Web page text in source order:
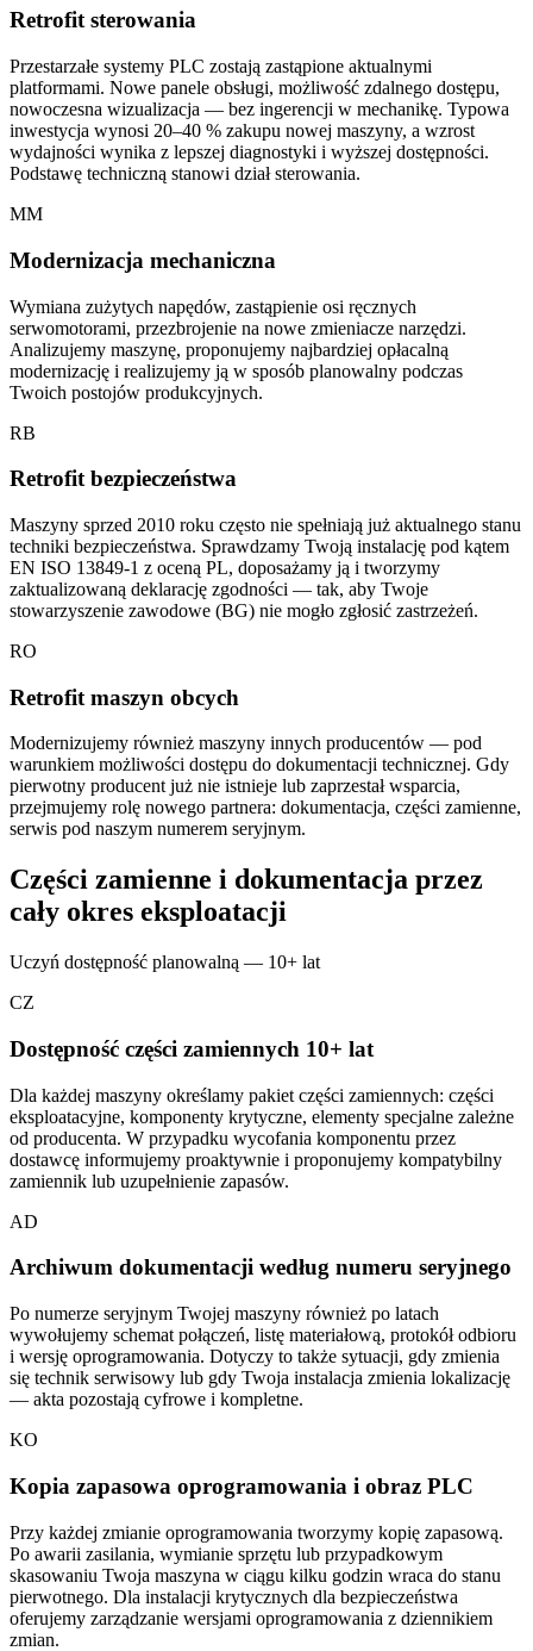
Retrofit sterowania
Przestarzałe systemy PLC zostają zastąpione aktualnymi
platformami. Nowe panele obsługi, możliwość zdalnego dostępu,
nowoczesna wizualizacja — bez ingerencji w mechanikę. Typowa
inwestycja wynosi 20–40 % zakupu nowej maszyny, a wzrost
wydajności wynika z lepszej diagnostyki i wyższej dostępności.
Podstawę techniczną stanowi dział sterowania.
MM
Modernizacja mechaniczna
Wymiana zużytych napędów, zastąpienie osi ręcznych
serwomotorami, przezbrojenie na nowe zmieniacze narzędzi.
Analizujemy maszynę, proponujemy najbardziej opłacalną
modernizację i realizujemy ją w sposób planowalny podczas
Twoich postojów produkcyjnych.
RB
Retrofit bezpieczeństwa
Maszyny sprzed 2010 roku często nie spełniają już aktualnego stanu
techniki bezpieczeństwa. Sprawdzamy Twoją instalację pod kątem
EN ISO 13849-1 z oceną PL, doposażamy ją i tworzymy
zaktualizowaną deklarację zgodności — tak, aby Twoje
stowarzyszenie zawodowe (BG) nie mogło zgłosić zastrzeżeń.
RO
Retrofit maszyn obcych
Modernizujemy również maszyny innych producentów — pod
warunkiem możliwości dostępu do dokumentacji technicznej. Gdy
pierwotny producent już nie istnieje lub zaprzestał wsparcia,
przejmujemy rolę nowego partnera: dokumentacja, części zamienne,
serwis pod naszym numerem seryjnym.
Części zamienne i dokumentacja przez
cały okres eksploatacji
Uczyń dostępność planowalną — 10+ lat
CZ
Dostępność części zamiennych 10+ lat
Dla każdej maszyny określamy pakiet części zamiennych: części
eksploatacyjne, komponenty krytyczne, elementy specjalne zależne
od producenta. W przypadku wycofania komponentu przez
dostawcę informujemy proaktywnie i proponujemy kompatybilny
zamiennik lub uzupełnienie zapasów.
AD
Archiwum dokumentacji według numeru seryjnego
Po numerze seryjnym Twojej maszyny również po latach
wywołujemy schemat połączeń, listę materiałową, protokół odbioru
i wersję oprogramowania. Dotyczy to także sytuacji, gdy zmienia
się technik serwisowy lub gdy Twoja instalacja zmienia lokalizację
— akta pozostają cyfrowe i kompletne.
KO
Kopia zapasowa oprogramowania i obraz PLC
Przy każdej zmianie oprogramowania tworzymy kopię zapasową.
Po awarii zasilania, wymianie sprzętu lub przypadkowym
skasowaniu Twoja maszyna w ciągu kilku godzin wraca do stanu
pierwotnego. Dla instalacji krytycznych dla bezpieczeństwa
oferujemy zarządzanie wersjami oprogramowania z dziennikiem
zmian.